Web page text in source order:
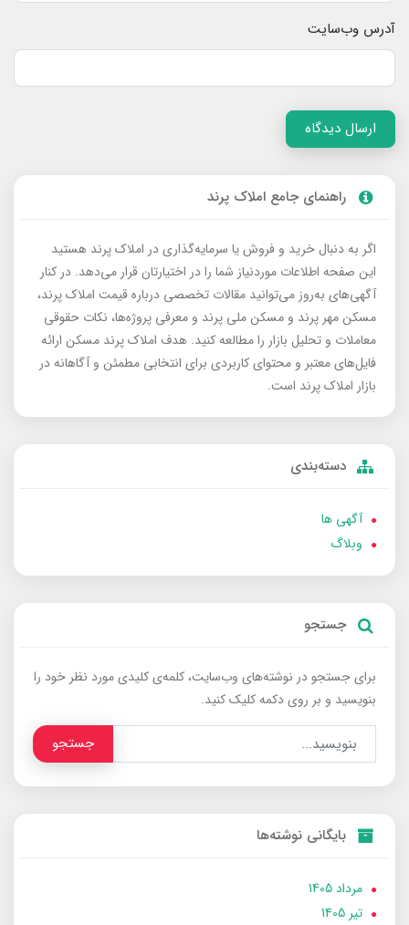
آدرس وب‌سایت
ارسال دیدگاه
راهنمای جامع املاک پرند
اگر به دنبال خرید و فروش یا سرمایه‌گذاری در املاک پرند هستید
این صفحه اطلاعات موردنیاز شما را در اختیارتان قرار می‌دهد. در کنار
آگهی‌های به‌روز می‌توانید مقالات تخصصی درباره قیمت املاک پرند،
مسکن مهر پرند و مسکن ملی پرند و معرفی پروژه‌ها، نکات حقوقی
معاملات و تحلیل بازار را مطالعه کنید. هدف املاک پرند مسکن ارائه
فایل‌های معتبر و محتوای کاربردی برای انتخابی مطمئن و آگاهانه در
بازار املاک پرند است.
دسته‌بندی
آگهی ها
وبلاگ
جستجو
برای جستجو در نوشته‌های وب‌سایت، کلمه‌ی کلیدی مورد نظر خود را
بنویسید و بر روی دکمه کلیک کنید.
جستجو
بایگانی نوشته‌ها
مرداد 1405
تير 1405